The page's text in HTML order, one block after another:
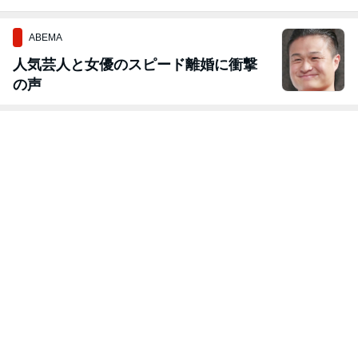
ABEMA
人気芸人と女優のスピード離婚に衝撃
の声